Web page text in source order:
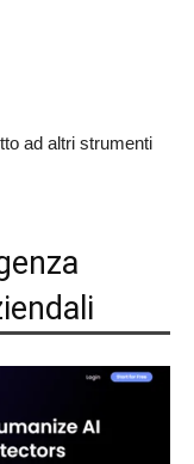
ad altri strumenti